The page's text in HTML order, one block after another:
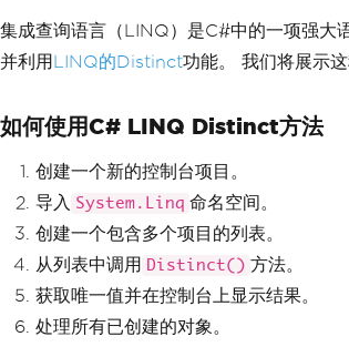
集成查询语言（LINQ）是C#中的一项强大
并利用 LINQ的Distinct功能。 我们将展示
如何使用C# LINQ Distinct方法
创建一个新的控制台项目。
导入 System.Linq 命名空间。
创建一个包含多个项目的列表。
从列表中调用 Distinct() 方法。
获取唯一值并在控制台上显示结果。
处理所有已创建的对象。